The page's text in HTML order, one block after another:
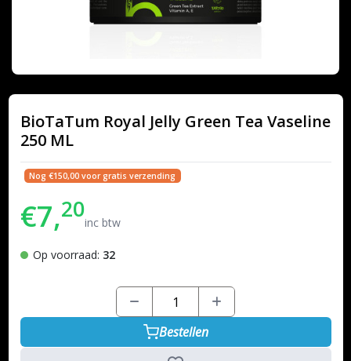
BioTaTum Royal Jelly Green Tea Vaseline
250 ML
Nog €150,00 voor gratis verzending
€7,20inc btw
Op voorraad: 32
Bestellen